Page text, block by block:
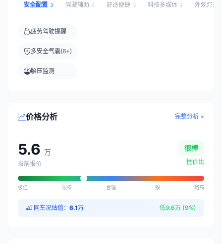
安全配置 3 驾驶辅助 4 舒适便捷 3 科技多媒体 2 外观灯光
疲劳驾驶提醒
多安全气囊(6+)
胎压监测
价格分析 完整分析 >
5.6 万
当前报价
很棒
性价比
极佳 很棒 合理 一般 略高
同车况估值： 6.1万 低0.6万 (9%)